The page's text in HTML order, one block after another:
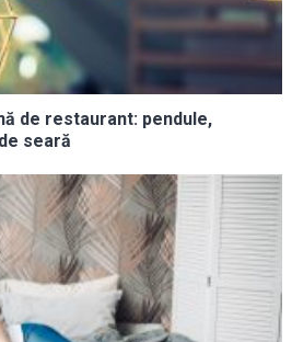
de restaurant: pendule,
seară